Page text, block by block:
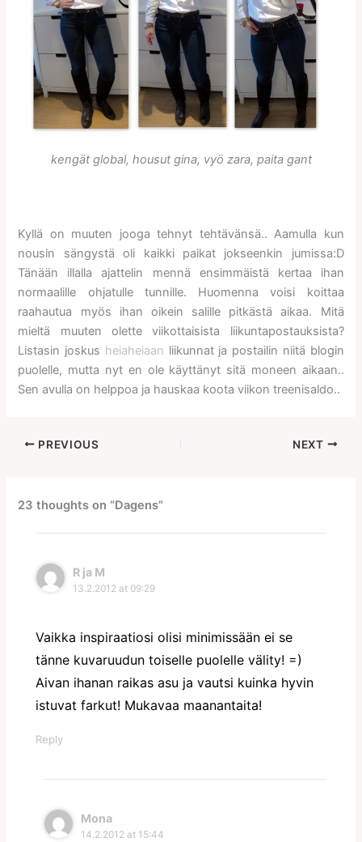
kengät global, housut gina, vyö zara, paita gant
Kyllä on muuten jooga tehnyt tehtävänsä.. Aamulla kun
nousin sängystä oli kaikki paikat jokseenkin jumissa:D
Tänään illalla ajattelin mennä ensimmäistä kertaa ihan
normaalille ohjatulle tunnille. Huomenna voisi koittaa
raahautua myös ihan oikein salille pitkästä aikaa. Mitä
mieltä muuten olette viikottaisista liikuntapostauksista?
Listasin joskus heiaheiaan liikunnat ja postailin niitä blogin
puolelle, mutta nyt en ole käyttänyt sitä moneen aikaan..
Sen avulla on helppoa ja hauskaa koota viikon treenisaldo..
PREVIOUS NEXT
23 thoughts on “Dagens”
R ja M
13.2.2012 at 09:29
Vaikka inspiraatiosi olisi minimissään ei se
tänne kuvaruudun toiselle puolelle välity! =)
Aivan ihanan raikas asu ja vautsi kuinka hyvin
istuvat farkut! Mukavaa maanantaita!
Reply
Mona
14.2.2012 at 15:44